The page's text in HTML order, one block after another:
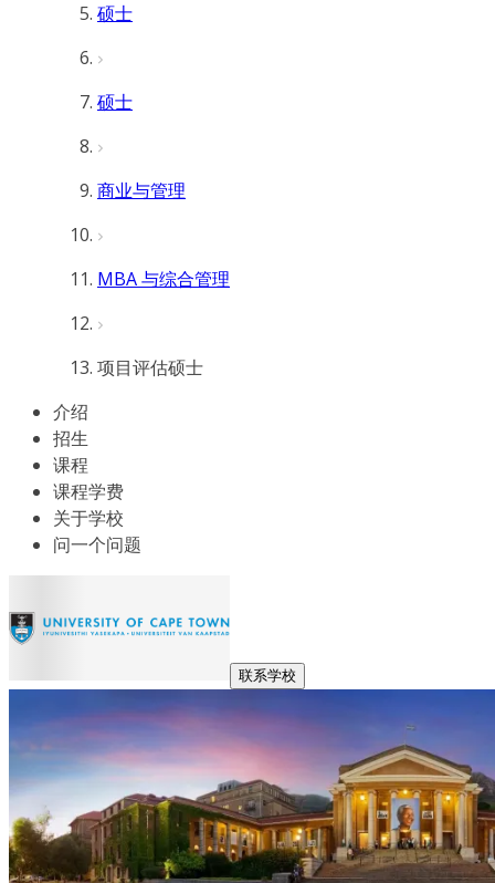
硕士
硕士
商业与管理
MBA 与综合管理
项目评估硕士
介绍
招生
课程
课程学费
关于学校
问一个问题
联系学校